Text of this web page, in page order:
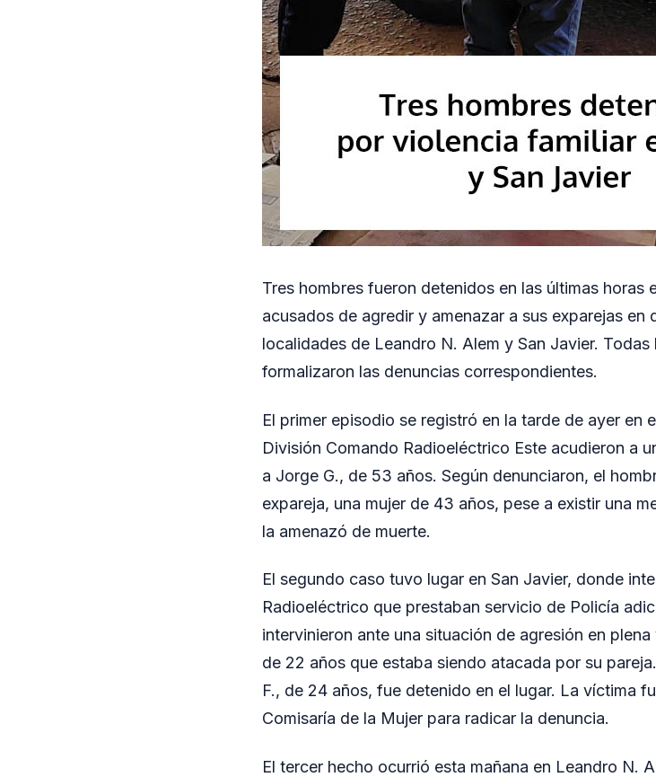
Tres hombres fueron detenidos en las últimas horas
acusados de agredir y amenazar a sus exparejas
localidades de Leandro N. Alem y San Javier.
formalizaron las denuncias correspondientes.
El primer episodio se registró en la tarde de ayer en
División Comando Radioeléctrico Este acudieron a
a Jorge G., de 53 años. Según denunciaron, el
expareja, una mujer de 43 años, pese a existir una
la amenazó de muerte.
El segundo caso tuvo lugar en San Javier, donde
Radioeléctrico que prestaban servicio de Policía
intervinieron ante una situación de agresión en
de 22 años que estaba siendo atacada por su
F., de 24 años, fue detenido en el lugar. La víctima
Comisaría de la Mujer para radicar la denuncia.
El tercer hecho ocurrió esta mañana en Leandro N.